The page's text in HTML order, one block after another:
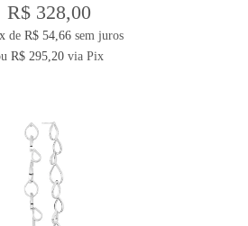
R$ 328,00
de R$ 54,66 sem juros
R$ 295,20via Pix